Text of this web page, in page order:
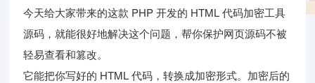
今天给大家带来的这款 PHP 开发的 HTML 代码加密工具
源码，就能很好地解决这个问题，帮你保护网页源码不被
轻易查看和篡改。
它能把你写好的 HTML 代码，转换成加密形式。加密后的